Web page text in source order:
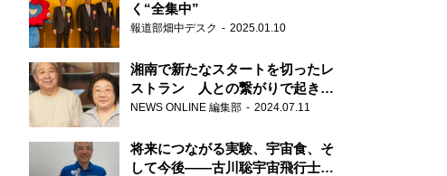
く“全集中”
報道部畑中デスク 2025.01.10
湘南で新たなスタートを切ったレ
ストラン 人との繋がりで起きた
奇跡
NEWS ONLINE 編集部 2024.07.11
将来につながる実験、宇宙食、そ
して今後――古川聡宇宙飛行士単